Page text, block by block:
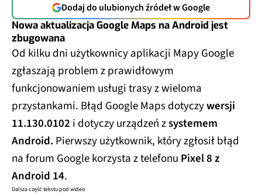
Dodaj do ulubionych źródeł w Google
Nowa aktualizacja Google Maps na Android jest
zbugowana
Od kilku dni użytkownicy aplikacji Mapy Google
zgłaszają problem z prawidłowym
funkcjonowaniem usługi trasy z wieloma
przystankami. Błąd Google Maps dotyczywersji
11.130.0102 i dotyczy urządzeń zsystemem
Android. Pierwszy użytkownik, który zgłosił błąd
na forum Google korzysta z telefonu Pixel 8 z
Android 14.
Dalsza część tekstu pod wideo